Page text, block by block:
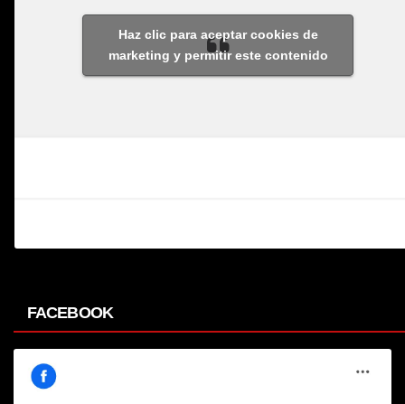
Haz clic para aceptar cookies de
marketing y permitir este contenido
FACEBOOK